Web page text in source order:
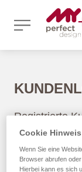
Registrierte
Wenn Du ein
Adresse an.
Cookie Hinweis
Wenn Sie eine
Browser abrufen
Hierbei kann es sich